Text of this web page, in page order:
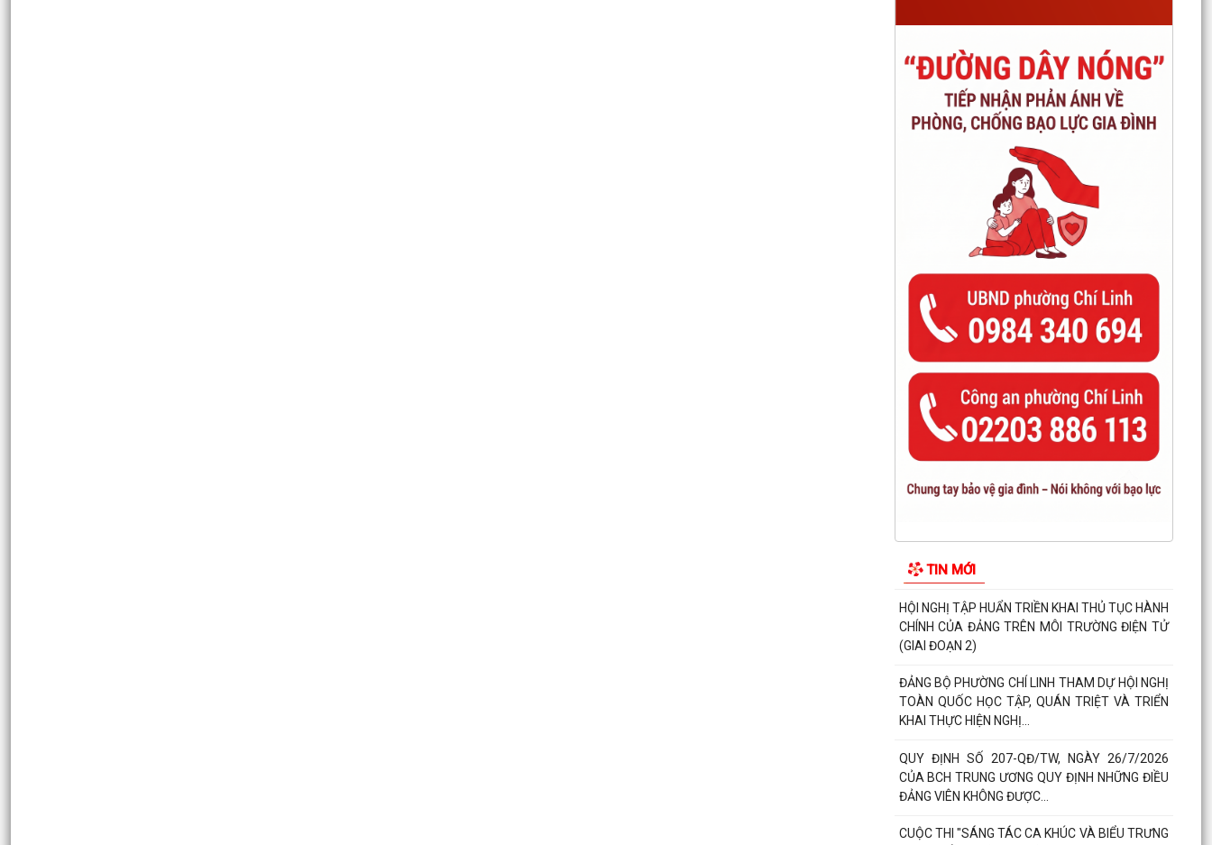
TIN MỚI
PHÒNG TIẾP XÚC CỬ TRI TRƯỚC KỲ HỌP
THƯỜNG LỆ GIỮA NĂM 2026
ĐẨY MẠNH CHUYỂN ĐỔI SỐ NGÀNH GIÁO DỤC –
HOÀN THÀNH CẤP CHỨNG THƯ CHỮ KÝ SỐ
CỦA BAN CƠ YẾU CHO 100%...
96 NĂM – CHẶNG ĐƯỜNG VẺ VANG, TỰ HÀO
CỦA CÔNG TÁC TUYÊN GIÁO CỦA ĐẢNG
THÔNG BÁO Niêm yết công khai kết quả rà soát
thoát...
TÍCH CỰC THAM GIA CHUYỂN ĐỔI SỐ, THANH
TOÁN KHÔNG DÙNG TIỀN MẶT VÀ BẢN ĐỒ ẨM
THỰC SỐ HẢI PHÒNG –...
CHUYỂN ĐỔI SỐ – ĐỘNG LỰC XÂY DỰNG CHÍNH
QUYỀN PHỤC VỤ, XÃ HỘI VĂN MINH, HIỆN ĐẠI
HĐND PHƯỜNG CHÍ LINH KHÓA II TỔ CHỨC
NHIỀU GIẢI PHÁP THÚC ĐẨY...
(GIAI ĐOẠN 2)
ĐẢNG BỘ PHƯỜNG CHÍ LINH THAM DỰ HỘI NGHỊ
TOÀN QUỐC HỌC TẬP, QUÁN TRIỆT VÀ TRIỂN
KHAI THỰC HIỆN NGHỊ...
QUY ĐỊNH SỐ 207-QĐ/TW, NGÀY 26/7/2026
CỦA BCH TRUNG ƯƠNG QUY ĐỊNH NHỮNG ĐIỀU
ĐẢNG VIÊN KHÔNG ĐƯỢC...
CUỘC THI "SÁNG TÁC CA KHÚC VÀ BIỂU TRƯNG
(LOGO) VỀ PHƯỜNG MƯỜNG THANH"
UBND phường tuần 31